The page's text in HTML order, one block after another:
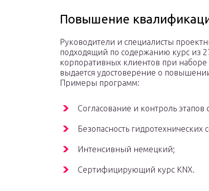
Повышение
Руководители и специалисты
подходящий по содержанию курс из
корпоративных клиентов при
выдается удостоверение о
Примеры программ:
Согласование и контроль этапов
Безопасность гидротехнических
Интенсивный немецкий;
Сертифицирующий курс KNX.